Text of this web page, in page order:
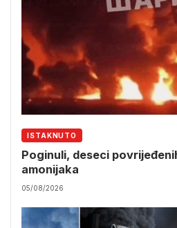
ISTAKNUTO
Poginuli, deseci
amonijaka
05/08/2026